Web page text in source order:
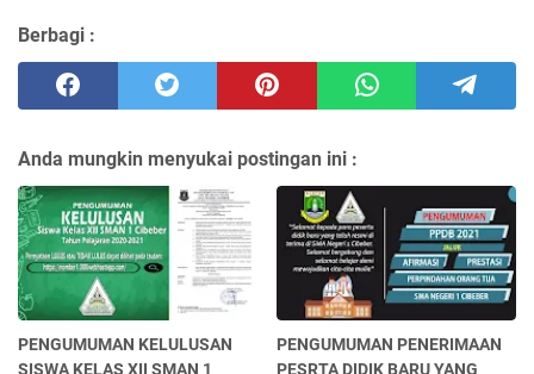
Berbagi :
Anda mungkin menyukai postingan ini :
PENGUMUMAN KELULUSAN
SISWA KELAS XII SMAN 1
PENGUMUMAN PENERIMAAN
PESRTA DIDIK BARU YANG